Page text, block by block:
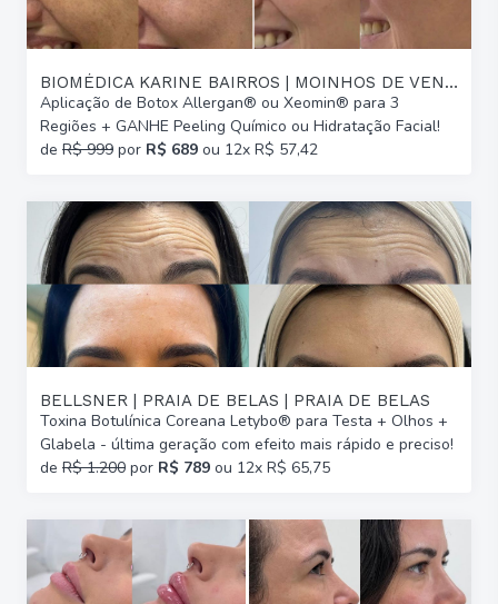
BIOMÉDICA KARINE BAIRROS | MOINHOS DE VENTO
Aplicação de Botox Allergan® ou Xeomin® para 3
Regiões + GANHE Peeling Químico ou Hidratação Facial!
de R$ 999 por R$ 689 ou 12x R$ 57,42
BELLSNER | PRAIA DE BELAS | PRAIA DE BELAS
Toxina Botulínica Coreana Letybo® para Testa + Olhos +
Glabela - última geração com efeito mais rápido e preciso!
de R$ 1.200 por R$ 789 ou 12x R$ 65,75